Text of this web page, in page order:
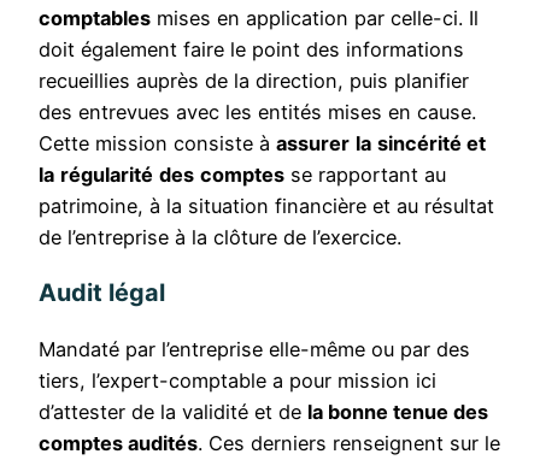
comptables mises en application par celle-ci. Il
doit également faire le point des informations
recueillies auprès de la direction, puis planifier
des entrevues avec les entités mises en cause.
Cette mission consiste à assurer la sincérité et
la régularité des comptes se rapportant au
patrimoine, à la situation financière et au résultat
de l’entreprise à la clôture de l’exercice.
Audit légal
Mandaté par l’entreprise elle-même ou par des
tiers, l’expert-comptable a pour mission ici
d’attester de la validité et de la bonne tenue des
comptes audités. Ces derniers renseignent sur le